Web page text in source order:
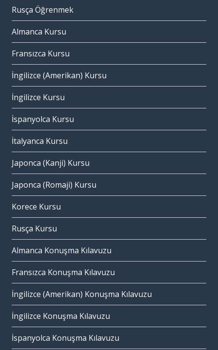
Rusça Öğrenmek
Almanca Kursu
Fransızca Kursu
İngilizce (Amerikan) Kursu
İngilizce Kursu
İspanyolca Kursu
İtalyanca Kursu
Japonca (Kanji) Kursu
Japonca (Romaji) Kursu
Korece Kursu
Rusça Kursu
Almanca Konuşma Kılavuzu
Fransızca Konuşma Kılavuzu
İngilizce (Amerikan) Konuşma Kılavuzu
İngilizce Konuşma Kılavuzu
İspanyolca Konuşma Kılavuzu